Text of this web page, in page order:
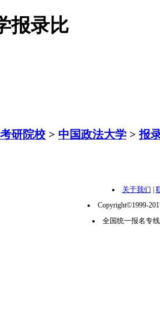
报录比
考研院校 > 中国政法大学 >报
关于我们
Copyright©1999-
全国统一报名专